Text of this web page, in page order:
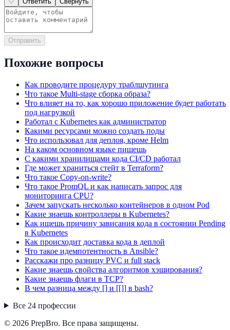
Отправить
Похожие вопросы
Как проводите процедуру траблшутинга
Что такое Multi-stage сборка образа?
Что влияет на то, как хорошо приложение будет работать
под нагрузкой
Работал с Kubernetes как администратор
Какими ресурсами можно создать поды
Что использовал для деплоя, кроме Helm
На каком основном языке пишешь
С какими хранилищами кода CI/CD работал
Где может храниться стейт в Terraform?
Что такое Copy-on-write?
Что такое PromQL и как написать запрос для
мониторинга CPU?
Зачем запускать несколько контейнеров в одном Pod
Какие знаешь контроллеры в Kubernetes?
Как ищешь причину зависания кода в состоянии Pending
в Kubernetes
Как происходит доставка кода в деплой
Что такое идемпотентность в Ansible?
Расскажи про разницу PVC и full stack
Какие знаешь свойства алгоритмов хэширования?
Какие знаешь флаги в TCP?
В чем разница между [] и [[]] в bash?
Все 24 профессии
© 2026 PrepBro. Все права защищены.